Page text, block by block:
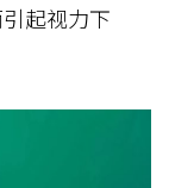
起视力下